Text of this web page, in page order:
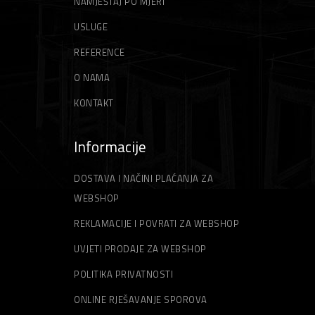
USLUGE
REFERENCE
O NAMA
KONTAKT
Informacije
DOSTAVA I NAČINI PLAĆANJA ZA
WEBSHOP
REKLAMACIJE I POVRATI ZA WEBSHOP
UVJETI PRODAJE ZA WEBSHOP
POLITIKA PRIVATNOSTI
ONLINE RJEŠAVANJE SPOROVA